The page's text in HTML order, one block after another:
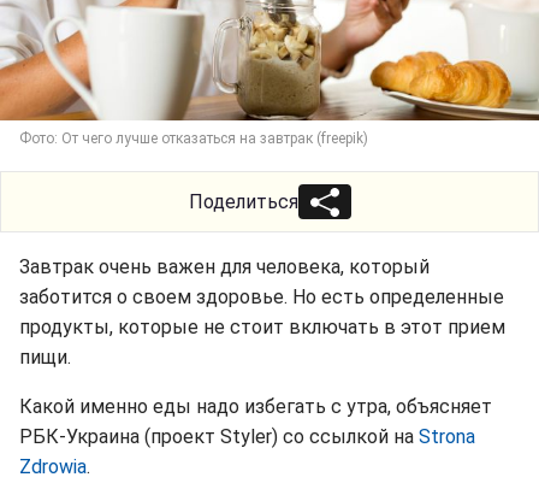
Фото: От чего лучше отказаться на завтрак (freepik)
Поделиться
Завтрак очень важен для человека, который
заботится о своем здоровье. Но есть определенные
продукты, которые не стоит включать в этот прием
пищи.
Какой именно еды надо избегать с утра, объясняет
РБК-Украина (проект Styler) со ссылкой на Strona
Zdrowia.